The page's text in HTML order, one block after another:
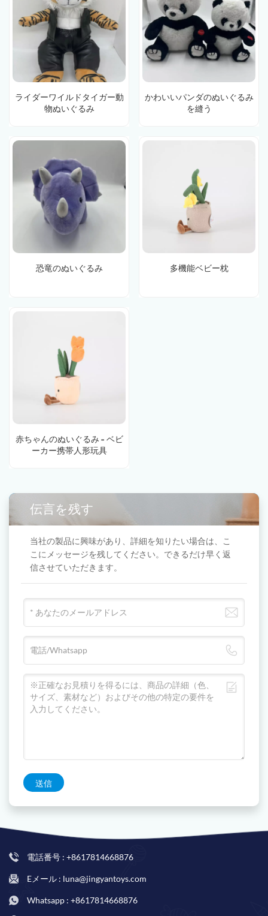
ライダーワイルドタイガー動
物ぬいぐるみ
かわいいパンダのぬいぐるみ
を縫う
恐竜のぬいぐるみ 多機能ベビー枕
赤ちゃんのぬいぐるみ - ベビ
ーカー携帯人形玩具
伝言を残す
当社の製品に興味があり、詳細を知りたい場合は、こ
こにメッセージを残してください。できるだけ早く返
信させていただきます。
送信
電話番号 : +8617814668876
Eメール : luna@jingyantoys.com
Whatsapp : +8617814668876